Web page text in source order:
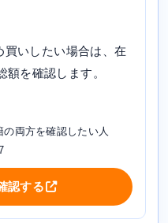
いしたい場合は、在
を確認します。
両方を確認したい人
認する